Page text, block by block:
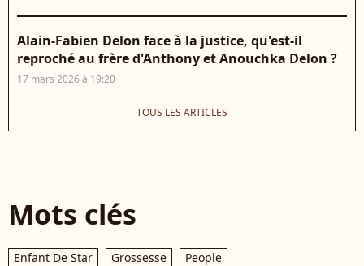
Alain-Fabien Delon face à la justice, qu'est-il
reproché au frère d'Anthony et Anouchka Delon ?
17 mars 2026 à 19:20
TOUS LES ARTICLES
Mots clés
Enfant De Star Grossesse
People